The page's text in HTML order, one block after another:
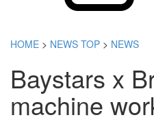
HOME > NEWS TOP > NEWS
Baystars x
machine